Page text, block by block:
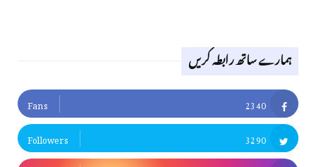
ہمارے ساتھ رابطہ کریں
2340
Fans
3290
Followers